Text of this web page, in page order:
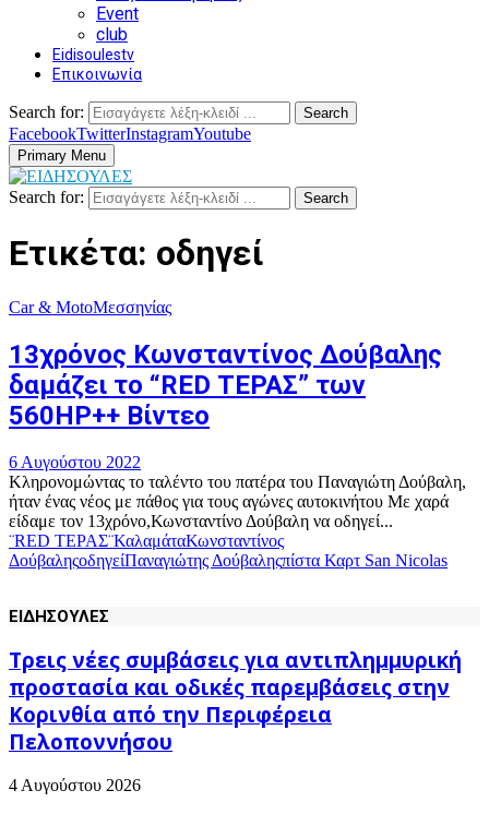
Event
club
Eidisoulestv
Επικοινωνία
Search for: Search
FacebookTwitterInstagramYoutube
Primary Menu
Search for: Search
Ετικέτα: οδηγεί
Car & MotoΜεσσηνίας
13χρόνος Κωνσταντίνος Δούβαλης
δαμάζει το “RED ΤΕΡΑΣ” των
560HP++ Βίντεο
6 Αυγούστου 2022
Κληρονομώντας το ταλέντο του πατέρα του Παναγιώτη Δούβαλη,
ήταν ένας νέος με πάθος για τους αγώνες αυτοκινήτου Με χαρά
είδαμε τον 13χρόνo,Κωνσταντίνο Δούβαλη να οδηγεί...
¨RED ΤΕΡΑΣ¨ΚαλαμάταΚωνσταντίνος
ΔούβαληςοδηγείΠαναγιώτης Δούβαληςπίστα Καρτ San Nicolas
ΕΙΔΗΣΟΥΛΕΣ
Τρεις νέες συμβάσεις για αντιπλημμυρική
προστασία και οδικές παρεμβάσεις στην
Κορινθία από την Περιφέρεια
Πελοποννήσου
4 Αυγούστου 2026